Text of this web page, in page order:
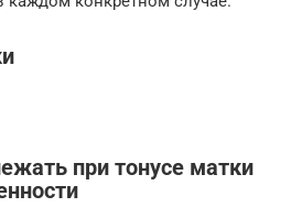
при тонусе матки